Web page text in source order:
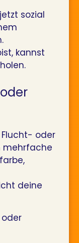
sozial
kannst
oder
mehrfache
deine